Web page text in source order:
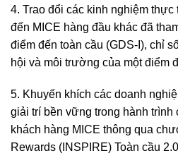
4. Trao đổi các kinh nghiệm
đến MICE hàng đầu khác đã
điểm đến toàn cầu (GDS-I), chỉ
hội và môi trường của một điểm
5. Khuyến khích các doanh
giải trí bền vững trong hành trình
khách hàng MICE thông qua
Rewards (INSPIRE) Toàn cầu